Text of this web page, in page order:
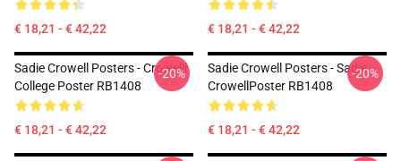
€ 18,21 - € 42,22 € 18,21 - € 42,22
Sadie Crowell Posters - Crowelll
College Poster RB1408
€ 18,21 - € 42,22
-20%
Sadie Crowell Posters - Sadie
CrowellPoster RB1408
€ 18,21 - € 42,22
-20%